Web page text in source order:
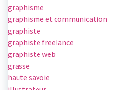
graphisme
graphisme et communication
graphiste
graphiste freelance
graphiste web
grasse
haute savoie